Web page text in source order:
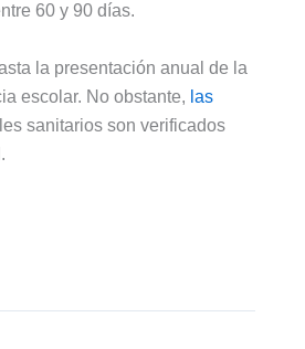
60 y 90 días.
la presentación anual de la
escolar. No obstante, las
sanitarios son verificados